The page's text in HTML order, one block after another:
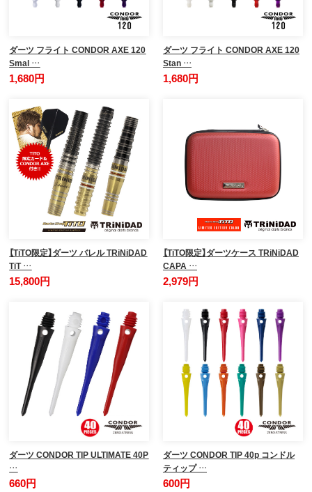
ダーツ フライト CONDOR AXE 120
Smal …
1,680円
ダーツ フライト CONDOR AXE 120
Stan …
1,680円
【TiTO限定】ダーツ バレル TRiNiDAD
TiT …
15,800円
【TiTO限定】ダーツケース TRiNiDAD
CAPA …
2,979円
ダーツ CONDOR TIP ULTIMATE 40P
…
660円
ダーツ CONDOR TIP 40p コンドル
ティップ …
600円